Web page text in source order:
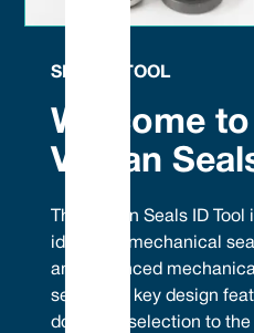
SEAL ID TOOL
Welcome
Vulcan
The Vulcan Seals ID
identify a mechanical
any advanced
select the key design
down the selection to